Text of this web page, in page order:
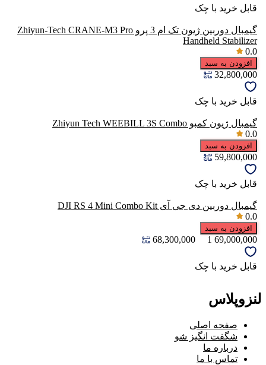
قابل خرید با چک
گیمبال دوربین ژیون تک ام 3 پرو Zhiyun-Tech CRANE-M3 Pro
Handheld Stabilizer
0.0
افزودن به سبد
32,800,000
قابل خرید با چک
گیمبال ژیون کمبو Zhiyun Tech WEEBILL 3S Combo
0.0
افزودن به سبد
59,800,000
قابل خرید با چک
گيمبال دوربين دی جی آی DJI RS 4 Mini Combo Kit
0.0
افزودن به سبد
69,000,000
1
68,300,000
قابل خرید با چک
لنزوپلاس
صفحه اصلی
شگفت انگیز شو
درباره ما
تماس با ما